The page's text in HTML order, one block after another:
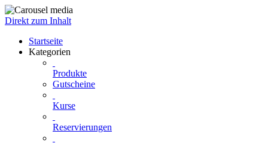
Direkt zum Inhalt
Startseite
Kategorien
Produkte
Gutscheine
Kurse
Reservierungen